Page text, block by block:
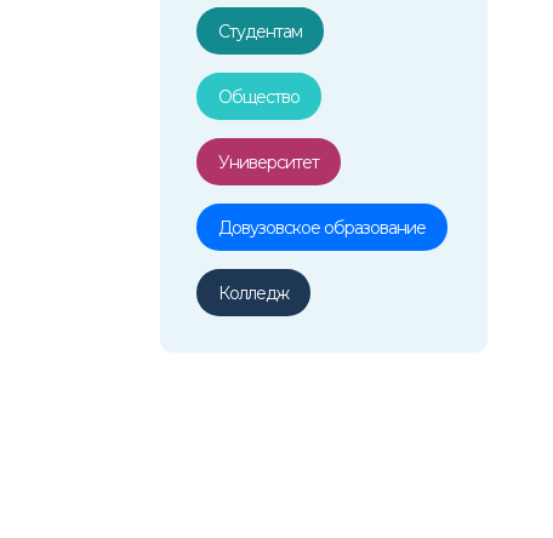
Студентам
Общество
Университет
Довузовское образование
Колледж